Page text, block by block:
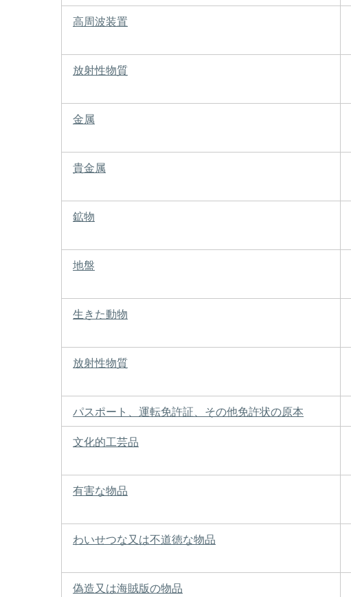
高周波装置
放射性物質
金属
貴金属
鉱物
地盤
生きた動物
放射性物質
パスポート、運転免許証、その他免許状の原本
文化的工芸品
有害な物品
わいせつな又は不道徳な物品
偽造又は海賊版の物品